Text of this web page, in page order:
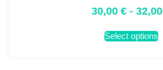
30,00 € - 32,00
Select options